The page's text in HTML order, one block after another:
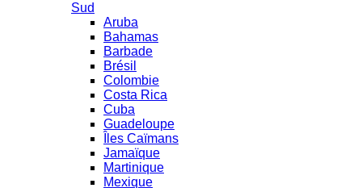
Sud
Aruba
Bahamas
Barbade
Brésil
Colombie
Costa Rica
Cuba
Guadeloupe
Îles Caïmans
Jamaïque
Martinique
Mexique